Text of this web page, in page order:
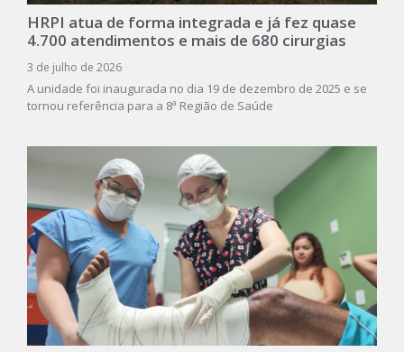
HRPI atua de forma integrada e já fez quase
4.700 atendimentos e mais de 680 cirurgias
3 de julho de 2026
A unidade foi inaugurada no dia 19 de dezembro de 2025 e se
tornou referência para a 8ª Região de Saúde